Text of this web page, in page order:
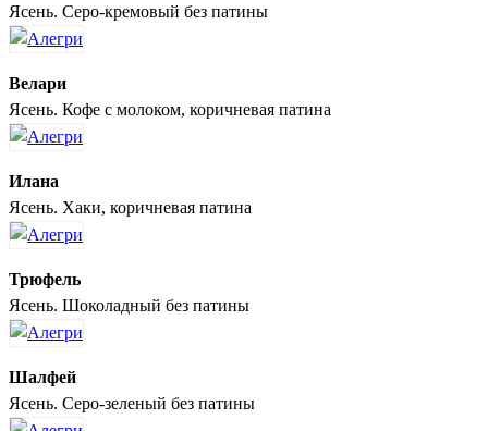
Ясень. Серо-кремовый без патины
Велари
Ясень. Кофе с молоком, коричневая патина
Илана
Ясень. Хаки, коричневая патина
Трюфель
Ясень. Шоколадный без патины
Шалфей
Ясень. Серо-зеленый без патины